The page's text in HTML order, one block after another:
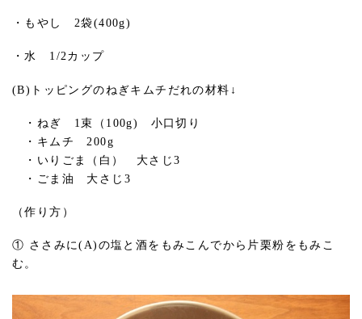
・もやし 2袋(400g)
・水 1/2カップ
(B)トッピングのねぎキムチだれの材料↓
・ねぎ 1束（100g) 小口切り
・キムチ 200g
・いりごま（白） 大さじ3
・ごま油 大さじ3
（作り方）
① ささみに(A)の塩と酒をもみこんでから片栗粉をもみこ
む。